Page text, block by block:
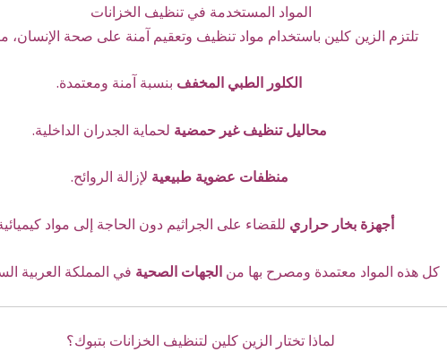
المواد المستخدمة في تنظيف الخزانات
تلتزم الزين كلين باستخدام مواد تنظيف وتعقيم آمنة على صحة الإنسان،
الكلور الطبي المخفف بنسبة آمنة ومعتمدة.
محاليل تنظيف غير حمضية لحماية الجدران الداخلية.
منظفات عضوية طبيعية لإزالة الروائح.
أجهزة بخار حراري للقضاء على الجراثيم دون الحاجة إلى مواد
كل هذه المواد معتمدة ومصرح بها منالجهات الصحية في المملكة العربية
لماذا تختار الزين كلين لتنظيف الخزانات بتبوك؟